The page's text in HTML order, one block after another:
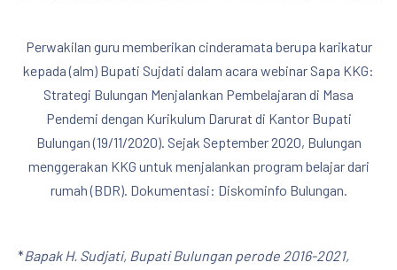
Perwakilan guru memberikan cinderamata berupa karikatur
kepada (alm) Bupati Sujdati dalam acara webinar Sapa KKG:
Strategi Bulungan Menjalankan Pembelajaran di Masa
Pendemi dengan Kurikulum Darurat di Kantor Bupati
Bulungan (19/11/2020). Sejak September 2020, Bulungan
menggerakan KKG untuk menjalankan program belajar dari
rumah (BDR). Dokumentasi: Diskominfo Bulungan.
*Bapak H. Sudjati, Bupati Bulungan perode 2016-2021,